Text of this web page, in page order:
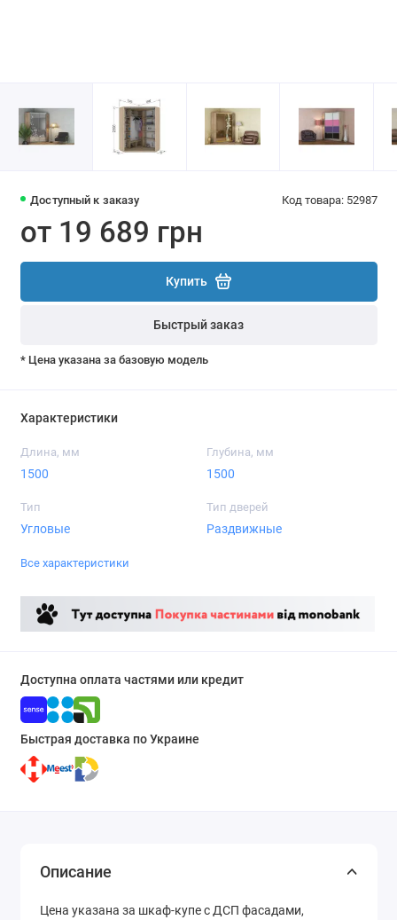
Доступный к заказу Код товара: 52987
от 19 689 грн
Купить
Быстрый заказ
* Цена указана за базовую модель
Характеристики
Длина, мм
1500
Глубина, мм
1500
Тип
Угловые
Тип дверей
Раздвижные
Все характеристики
Доступна оплата частями или кредит
Быстрая доставка по Украине
Описание
Цена указана за шкаф-купе с ДСП фасадами,